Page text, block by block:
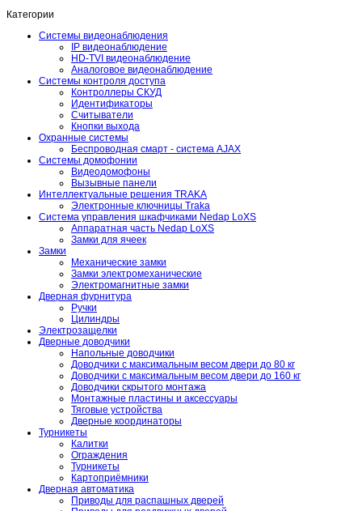
Категории
Системы видеонаблюдения
IP видеонаблюдение
HD-TVI видеонаблюдение
Аналоговое видеонаблюдение
Системы контроля доступа
Контроллеры СКУД
Идентификаторы
Считыватели
Кнопки выхода
Охранные системы
Беспроводная смарт - система AJAX
Системы домофонии
Видеодомофоны
Вызывные панели
Интеллектуальные решения TRAKA
Электронные ключницы Traka
Система управления шкафчиками Nedap LoXS
Аппаратная часть Nedap LoXS
Замки для ячеек
Замки
Механические замки
Замки электромеханические
Электромагнитные замки
Дверная фурнитура
Ручки
Цилиндры
Электрозащелки
Дверные доводчики
Напольные доводчики
Доводчики с максимальным весом двери до 80 кг
Доводчики с максимальным весом двери до 160 кг
Доводчики скрытого монтажа
Монтажные пластины и аксессуары
Тяговые устройства
Дверные координаторы
Турникеты
Калитки
Ограждения
Турникеты
Картоприёмники
Дверная автоматика
Приводы для распашных дверей